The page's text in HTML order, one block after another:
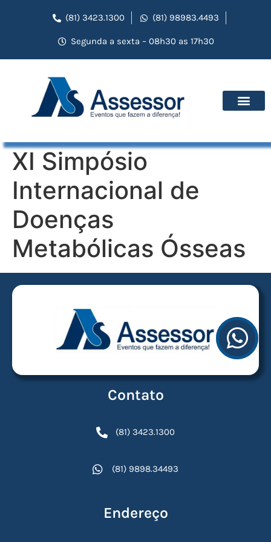
(81) 3423.1300 (81) 98983.4493
Segunda a sexta – 08h30 as 17h30
XI Simpósio
Internacional de
Doenças
Metabólicas Ósseas
Contato
(81) 3423.1300
(81) 9898.34493
Endereço